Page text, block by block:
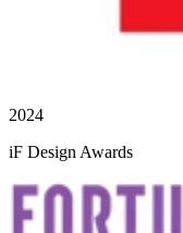
2024
iF Design Awards